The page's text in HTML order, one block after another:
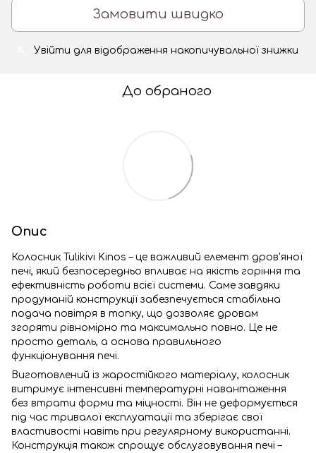
Замовити швидко
Увійти для відображення накопичувальної знижки
До обраного
Опис
Колосник Tulikivi Kinos – це важливий елемент дров’яної
печі, який безпосередньо впливає на якість горіння та
ефективність роботи всієї системи. Саме завдяки
продуманій конструкції забезпечується стабільна
подача повітря в топку, що дозволяє дровам
згоряти рівномірно та максимально повно. Це не
просто деталь, а основа правильного
функціонування печі.
Виготовлений із жаростійкого матеріалу, колосник
витримує інтенсивні температурні навантаження
без втрати форми та міцності. Він не деформується
під час тривалої експлуатації та зберігає свої
властивості навіть при регулярному використанні.
Конструкція також спрощує обслуговування печі –